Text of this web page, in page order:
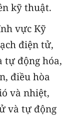
kỹ thuật.
vực Kỹ
điện tử,
tự động hóa,
điều hòa
và nhiệt,
và tự động